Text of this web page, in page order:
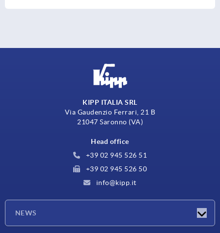
KIPP ITALIA SRL
Via Gaudenzio Ferrari, 21 B
21047 Saronno (VA)
Head office
+39 02 945 526 51
+39 02 945 526 50
info@kipp.it
NEWS